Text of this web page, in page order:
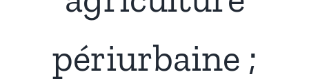
Recherches & Activités
Séminaires & Journées d’étude
périurbaine ;